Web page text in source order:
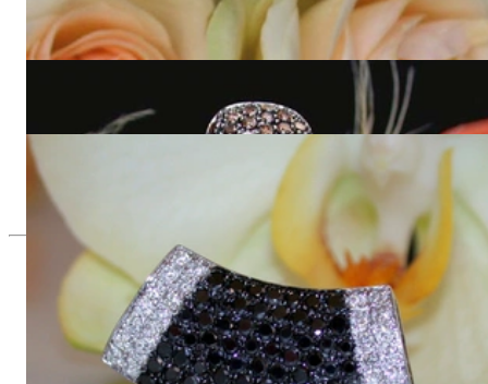
Braune Brillanten Ohrstecker im Zick-Zack-Design
7.300,00 €
Puristischer schwarz weiß Diamanten Anhänger
2.910,00 €
Seit 1995
Exklusiver Schmuck, Leidenschaft für
das Außergewöhnliche